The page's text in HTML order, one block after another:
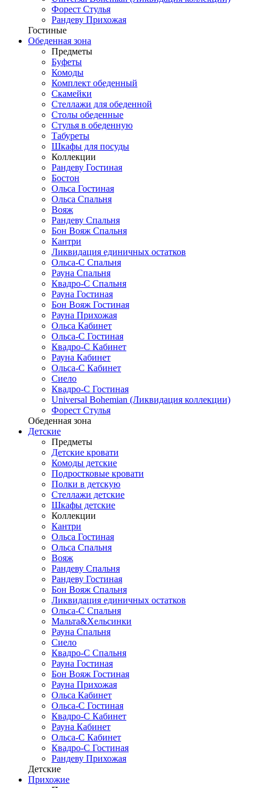
Форест Стулья
Рандеву Прихожая
Гостиные
Обеденная зона
Предметы
Буфеты
Комоды
Комплект обеденный
Скамейки
Стеллажи для обеденной
Столы обеденные
Стулья в обеденную
Табуреты
Шкафы для посуды
Коллекции
Рандеву Гостиная
Бостон
Ольса Гостиная
Ольса Спальня
Вояж
Рандеву Спальня
Бон Вояж Спальня
Кантри
Ликвидация единичных остатков
Ольса-С Спальня
Рауна Спальня
Квадро-С Спальня
Рауна Гостиная
Бон Вояж Гостиная
Рауна Прихожая
Ольса Кабинет
Ольса-С Гостиная
Квадро-С Кабинет
Рауна Кабинет
Ольса-С Кабинет
Сиело
Квадро-С Гостиная
Universal Bohemian (Ликвидация коллекции)
Форест Стулья
Обеденная зона
Детские
Предметы
Детские кровати
Комоды детские
Подростковые кровати
Полки в детскую
Стеллажи детские
Шкафы детские
Коллекции
Кантри
Ольса Гостиная
Ольса Спальня
Вояж
Рандеву Спальня
Рандеву Гостиная
Бон Вояж Спальня
Ликвидация единичных остатков
Ольса-С Спальня
Мальта&Хельсинки
Рауна Спальня
Сиело
Квадро-С Спальня
Рауна Гостиная
Бон Вояж Гостиная
Рауна Прихожая
Ольса Кабинет
Ольса-С Гостиная
Квадро-С Кабинет
Рауна Кабинет
Ольса-С Кабинет
Квадро-С Гостиная
Рандеву Прихожая
Детские
Прихожие